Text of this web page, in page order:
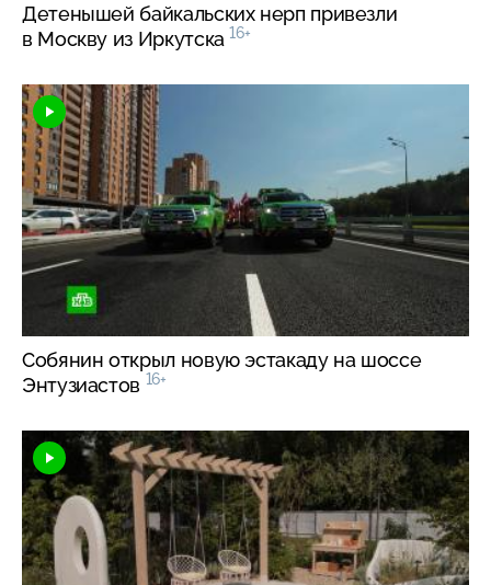
Детенышей байкальских нерп привезли
в Москву из Иркутска 16+
Собянин открыл новую эстакаду на шоссе
Энтузиастов 16+